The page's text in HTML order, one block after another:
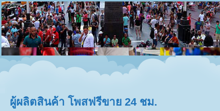
ผู้ผลิตสินค้า โพสฟรีขาย 24 ชม.